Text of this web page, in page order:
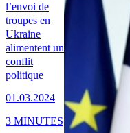
l’envoi de
troupes en
Ukraine
alimentent un
conflit
politique
01.03.2024
3 MINUTES